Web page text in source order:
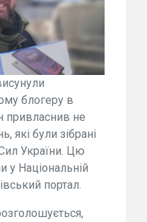
блогеру в
привласнив не
які були зібрані
України. Цю
у Національній
портал.